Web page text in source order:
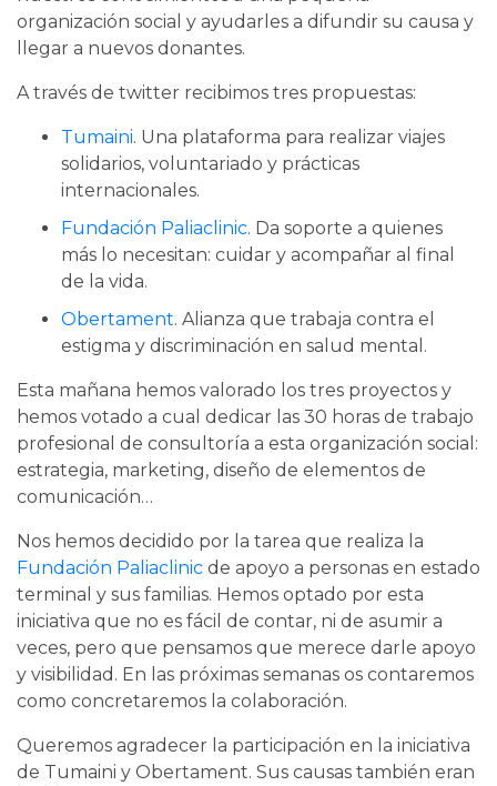
organización social y ayudarles a difundir su causa y
llegar a nuevos donantes.
A través de twitter recibimos tres propuestas:
Tumaini. Una plataforma para realizar viajes
solidarios, voluntariado y prácticas
internacionales.
Fundación Paliaclinic. Da soporte a quienes
más lo necesitan: cuidar y acompañar al final
de la vida.
Obertament. Alianza que trabaja contra el
estigma y discriminación en salud mental.
Esta mañana hemos valorado los tres proyectos y
hemos votado a cual dedicar las 30 horas de trabajo
profesional de consultoría a esta organización social:
estrategia, marketing, diseño de elementos de
comunicación…
Nos hemos decidido por la tarea que realiza la
Fundación Paliaclinic de apoyo a personas en estado
terminal y sus familias. Hemos optado por esta
iniciativa que no es fácil de contar, ni de asumir a
veces, pero que pensamos que merece darle apoyo
y visibilidad. En las próximas semanas os contaremos
como concretaremos la colaboración.
Queremos agradecer la participación en la iniciativa
de Tumaini y Obertament. Sus causas también eran